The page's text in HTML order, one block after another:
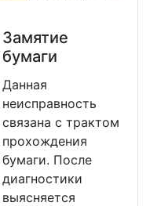
Замятие
бумаги
Данная
неисправность
связана с трактом
прохождения
бумаги. После
диагностики
выясняется